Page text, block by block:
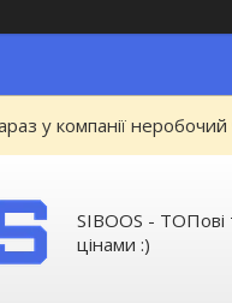
у компанії
SIBOOS - ТОПові
цінами :)